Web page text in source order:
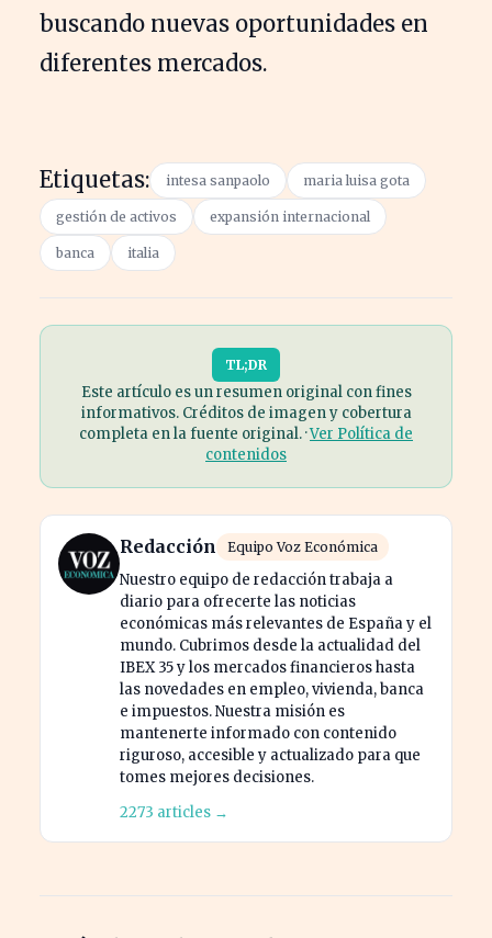
buscando nuevas oportunidades en
diferentes mercados.
Etiquetas: intesa sanpaolo maria luisa gota
gestión de activos expansión internacional
banca italia
TL;DR
Este artículo es un resumen original con fines
informativos. Créditos de imagen y cobertura
completa en la fuente original. ·Ver Política de
contenidos
Redacción Equipo Voz Económica
Nuestro equipo de redacción trabaja a
diario para ofrecerte las noticias
económicas más relevantes de España y el
mundo. Cubrimos desde la actualidad del
IBEX 35 y los mercados financieros hasta
las novedades en empleo, vivienda, banca
e impuestos. Nuestra misión es
mantenerte informado con contenido
riguroso, accesible y actualizado para que
tomes mejores decisiones.
2273 articles →